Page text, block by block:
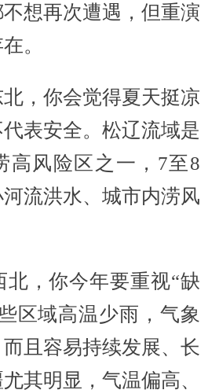
想再次遭遇，但重演
。
你会觉得夏天挺凉
表安全。松辽流域是
高风险区之一，7至8
流洪水、城市内涝风
，你今年要重视“缺
区域高温少雨，气象
且容易持续发展、长
其明显，气温偏高、